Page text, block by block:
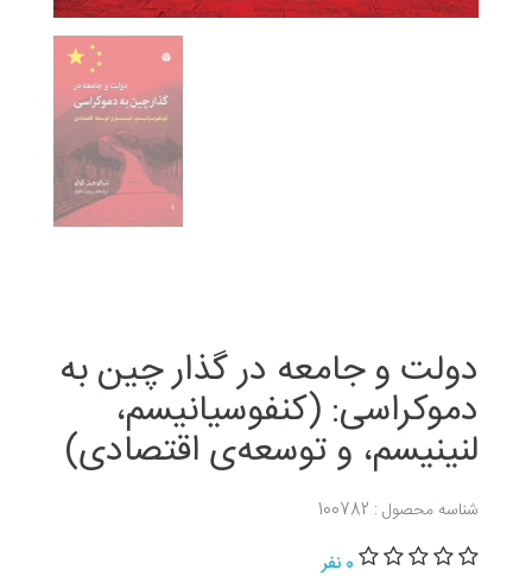
دولت و جامعه در گذار چین به
دموکراسی: (کنفوسیانیسم،
لنینیسم، و توسعه‌ى اقتصادى)
شناسه محصول : 100782
0 نفر